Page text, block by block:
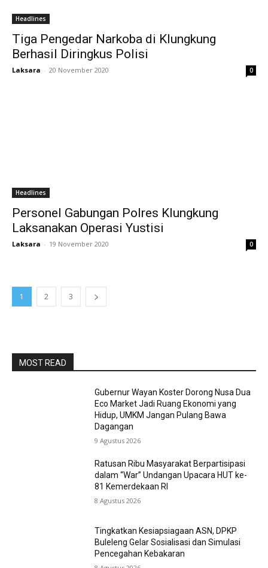
Headlines
Tiga Pengedar Narkoba di Klungkung
Berhasil Diringkus Polisi
Laksara - 20 November 2020 0
Headlines
Personel Gabungan Polres Klungkung
Laksanakan Operasi Yustisi
Laksara - 19 November 2020 0
1 2 3
MOST READ
Gubernur Wayan Koster Dorong Nusa Dua
Eco Market Jadi Ruang Ekonomi yang
Hidup, UMKM Jangan Pulang Bawa
Dagangan
9 Agustus 2026
Ratusan Ribu Masyarakat Berpartisipasi
dalam “War” Undangan Upacara HUT ke-
81 Kemerdekaan RI
8 Agustus 2026
Tingkatkan Kesiapsiagaan ASN, DPKP
Buleleng Gelar Sosialisasi dan Simulasi
Pencegahan Kebakaran